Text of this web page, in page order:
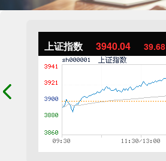
上证指数 3940.04 39.68